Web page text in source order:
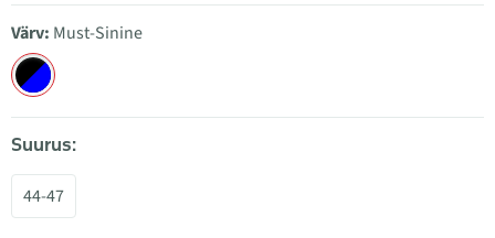
Värv: Must-Sinine
Suurus:
44-47